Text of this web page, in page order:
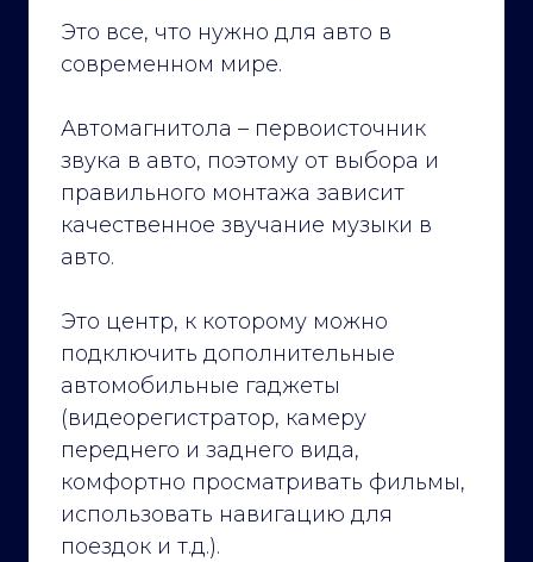
Это все, что нужно для авто в
современном мире.
Автомагнитола – первоисточник
звука в авто, поэтому от выбора и
правильного монтажа зависит
качественное звучание музыки в
авто.
Это центр, к которому можно
подключить дополнительные
автомобильные гаджеты
(видеорегистратор, камеру
переднего и заднего вида,
комфортно просматривать фильмы,
использовать навигацию для
поездок и т.д.).